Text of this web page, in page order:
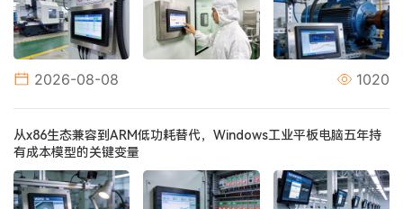
2026-08-08 1020
从x86生态兼容到ARM低功耗替代，Windows工业平板电脑五年持
有成本模型的关键变量